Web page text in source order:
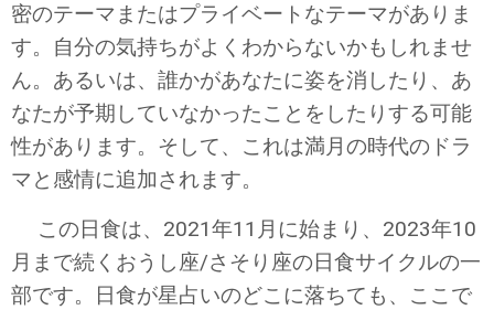
密のテーマまたはプライベートなテーマがありま
す。自分の気持ちがよくわからないかもしれませ
ん。あるいは、誰かがあなたに姿を消したり、あ
なたが予期していなかったことをしたりする可能
性があります。そして、これは満月の時代のドラ
マと感情に追加されます。
この日食は、2021年11月に始まり、2023年10
月まで続くおうし座/さそり座の日食サイクルの一
部です。日食が星占いのどこに落ちても、ここで